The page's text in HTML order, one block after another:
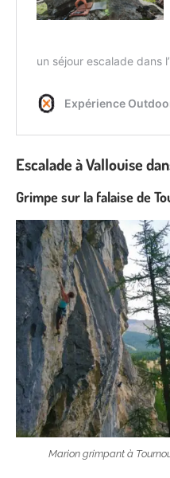
Escalade à Vallouise
Grimpe sur la falaise de
Marion grimpant à